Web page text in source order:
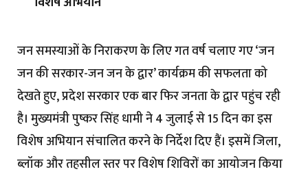
जन समस्याओं के निराकरण के लिए गत वर्ष चलाए गए ‘जन
जन की सरकार-जन जन के द्वार’ कार्यक्रम की सफलता को
देखते हुए, प्रदेश सरकार एक बार फिर जनता के द्वार पहुंच रही
है। मुख्यमंत्री पुष्कर सिंह धामी ने 4 जुलाई से 15 दिन का इस
विशेष अभियान संचालित करने के निर्देश दिए हैं। इसमें जिला,
ब्लॉक और तहसील स्तर पर विशेष शिविरों का आयोजन किया